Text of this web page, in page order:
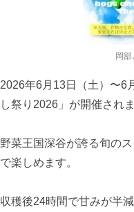
岡
2026年6月13日（土）〜6
し祭り2026」が開催されま
野菜王国深谷が誇る旬の
で楽しめます。
収穫後24時間で甘みが半